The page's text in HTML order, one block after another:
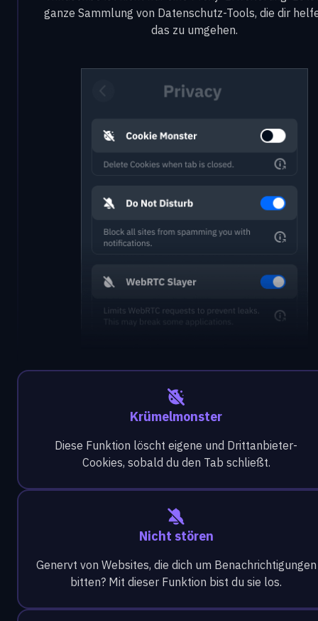
ganze Sammlung von Datenschutz-Tools, die dir
das zu umgehen.
Krümelmonster
Diese Funktion löscht eigene und Drittanbieter-
Cookies, sobald du den Tab schließt.
Nicht stören
Genervt von Websites, die dich um Benachrichtigungen
bitten? Mit dieser Funktion bist du sie los.